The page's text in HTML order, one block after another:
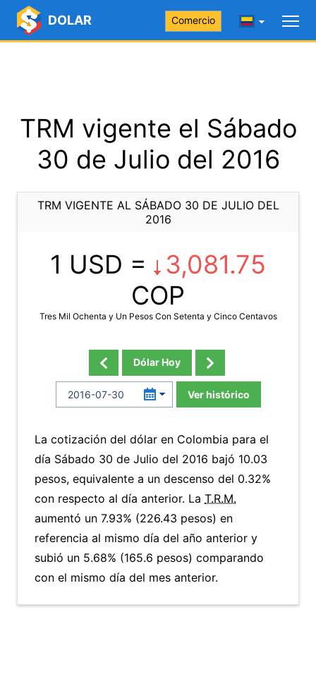
DOLAR Comercio
TRM vigente el Sábado
30 de Julio del 2016
TRM VIGENTE AL SÁBADO 30 DE JULIO DEL
2016
1 USD =
3,081.75
COP
Tres Mil Ochenta y Un Pesos Con Setenta y Cinco Centavos
Dólar Hoy
Ver histórico
La cotización del dólar en Colombia para el
día Sábado 30 de Julio del 2016 bajó 10.03
pesos, equivalente a un descenso del 0.32%
con respecto al día anterior. La T.R.M.
aumentó un 7.93% (226.43 pesos) en
referencia al mismo día del año anterior y
subió un 5.68% (165.6 pesos) comparando
con el mismo día del mes anterior.